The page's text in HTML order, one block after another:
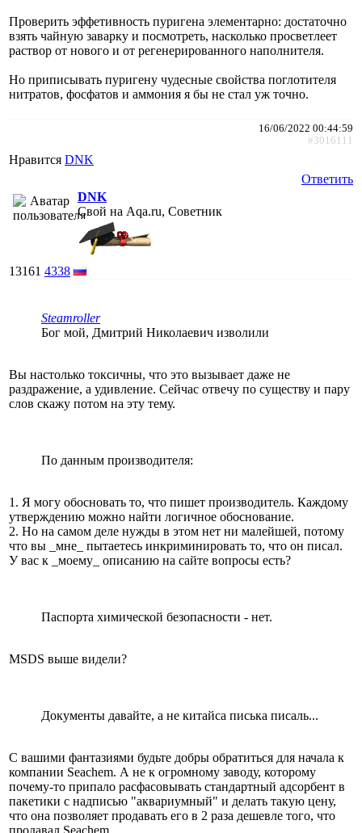
Проверить эффетивность пуригена элементарно: достаточно
взять чайную заварку и посмотреть, насколько просветлеет
раствор от нового и от регенерированного наполнителя.
Но приписывать пуригену чудесные свойства поглотителя
нитратов, фосфатов и аммония я бы не стал уж точно.
16/06/2022 00:44:59
#3016111
Нравится DNK
Ответить
DNK
Свой на Aqa.ru, Советник
13161 4338
Steamroller
Бог мой, Дмитрий Николаевич изволили
Вы настолько токсичны, что это вызывает даже не
раздражение, а удивление. Сейчас отвечу по существу и пару
слов скажу потом на эту тему.
По данным производителя:
1. Я могу обосновать то, что пишет производитель. Каждому
утверждению можно найти логичное обоснование.
2. Но на самом деле нужды в этом нет ни малейшей, потому
что вы _мне_ пытаетесь инкриминировать то, что он писал.
У вас к _моему_ описанию на сайте вопросы есть?
Паспорта химической безопасности - нет.
MSDS выше видели?
Документы давайте, а не китайса писька писаль...
С вашими фантазиями будьте добры обратиться для начала к
компании Seachem. А не к огромному заводу, которому
почему-то припало расфасовывать стандартный адсорбент в
пакетики с надписью "аквариумный" и делать такую цену,
что она позволяет продавать его в 2 раза дешевле того, что
продавал Seachem.